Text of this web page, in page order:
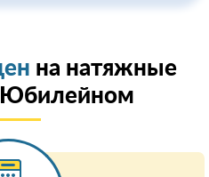
на натяжные
Юбилейном